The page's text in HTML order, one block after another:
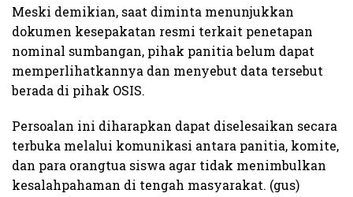
Meski demikian, saat diminta menunjukkan
dokumen kesepakatan resmi terkait penetapan
nominal sumbangan, pihak panitia belum dapat
memperlihatkannya dan menyebut data tersebut
berada di pihak OSIS.
Persoalan ini diharapkan dapat diselesaikan secara
terbuka melalui komunikasi antara panitia, komite,
dan para orangtua siswa agar tidak menimbulkan
kesalahpahaman di tengah masyarakat. (gus)